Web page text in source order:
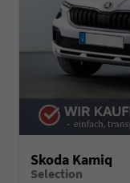
Skoda Kamiq
Selection